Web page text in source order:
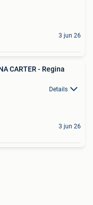
3 jun 26
CARTER - Regina
Details
3 jun 26